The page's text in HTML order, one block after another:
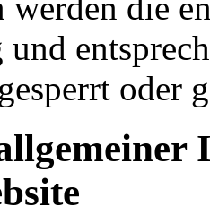
werden die
oder